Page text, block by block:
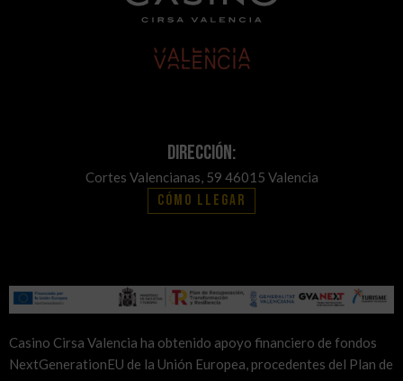
Dirección:
Cortes Valencianas, 59 46015 Valencia
Cómo llegar
Casino Cirsa Valencia ha obtenido apoyo financiero de fondos
NextGenerationEU de la Unión Europea, procedentes del Plan de